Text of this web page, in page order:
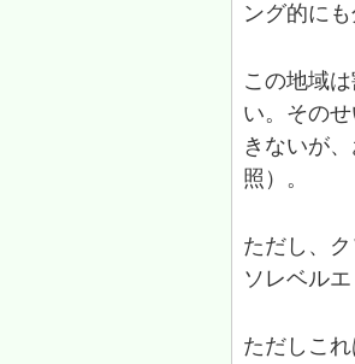
ング的に
この地域
い。その
きないが、
照）。
ただし、
ソレベルエ
ただしこれ